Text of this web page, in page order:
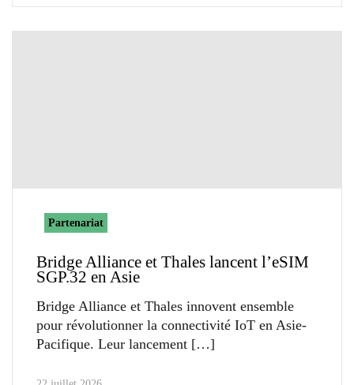
Partenariat
Bridge Alliance et Thales lancent l’eSIM
SGP.32 en Asie
Bridge Alliance et Thales innovent ensemble
pour révolutionner la connectivité IoT en Asie-
Pacifique. Leur lancement